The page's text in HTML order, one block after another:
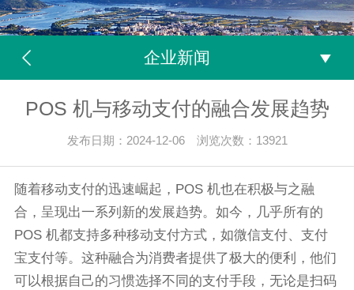
企业新闻
POS 机与移动支付的融合发展趋势
发布日期：2024-12-06 浏览次数：13921
随着移动支付的迅速崛起，POS 机也在积极与之融
合，呈现出一系列新的发展趋势。如今，几乎所有的
POS 机都支持多种移动支付方式，如微信支付、支付
宝支付等。这种融合为消费者提供了极大的便利，他们
可以根据自己的习惯选择不同的支付手段，无论是扫码